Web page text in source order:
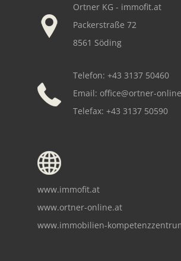
Ortner KG - immofit.at
Packerstraße 72
8561 Söding
Telefon: +43 3137 50460
Email: office@ortner-
Telefax: +43 3137 50590
www.immofit.at
www.ortner-online.at
www.immobilien-